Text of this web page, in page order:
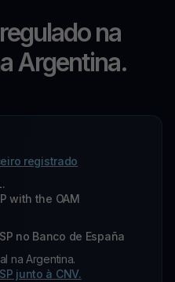
na
Argentina.
registrado
with the OAM
no Banco de España
na Argentina.
junto à CNV.